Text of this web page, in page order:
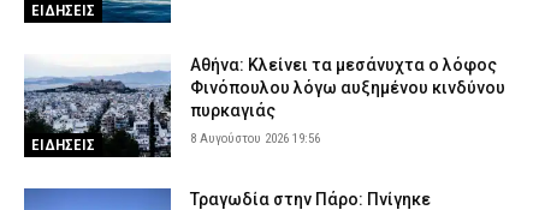
ΕΙΔΗΣΕΙΣ
ΕΙΔΗΣΕΙΣ
Αθήνα: Κλείνει τα μεσάνυχτα ο λόφος
Φινόπουλου λόγω αυξημένου κινδύνου
πυρκαγιάς
8 Αυγούστου 2026 19:56
Τραγωδία στην Πάρο: Πνίγηκε